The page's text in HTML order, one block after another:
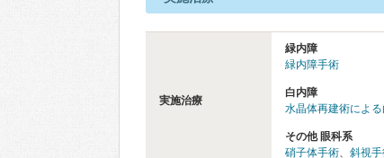
実施治療
緑内障
緑内障手術
白内障
水晶体再建術によ
その他 眼科系
硝子体手術、 斜視